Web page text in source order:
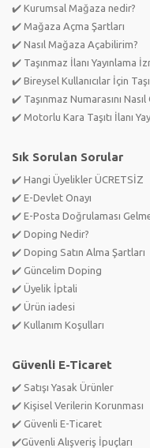
✔️ Kurumsal Mağaza nedir?
✔️ Mağaza Açma Şartları
✔️ Nasıl Mağaza Açabilirim?
✔️ Taşınmaz İlanı Yayınlama
✔️ Bireysel Kullanıcılar İçin
✔️ Taşınmaz Numarasını
✔️ Motorlu Kara Taşıtı İlanı
Sık Sorulan Sorular
✔️ Hangi Üyelikler ÜCRETSİZ
✔️ E-Devlet Onayı
✔️ E-Posta Doğrulaması
✔️ Doping Nedir?
✔️ Doping Satın Alma Şartları
✔️ Güncelim Doping
✔️ Üyelik İptali
✔️ Ürün iadesi
✔️ Kullanım Koşulları
Güvenli E-Ticaret
✔️ Satışı Yasak Ürünler
✔️ Kişisel Verilerin Korunması
✔️ Güvenli E-Ticaret
✔️Güvenli Alışveriş İpuçları